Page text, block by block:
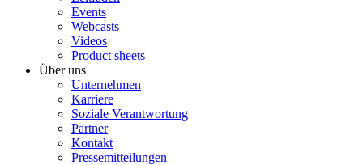
Events
Webcasts
Videos
Product sheets
Über uns
Unternehmen
Karriere
Soziale Verantwortung
Partner
Kontakt
Pressemitteilungen